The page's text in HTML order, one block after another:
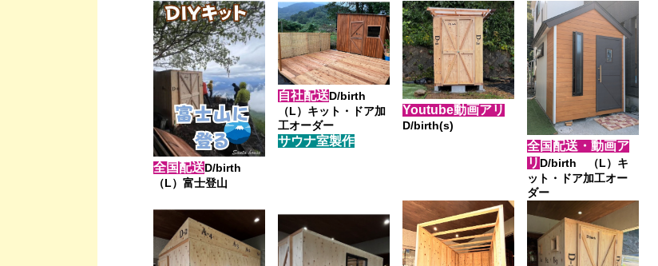
全国配送D/birth
（L）富士登山
自社配送D/birth
（L）キット・ドア加
工オーダー
サウナ室製作
Youtube動画アリ
D/birth(s)
全国配送・動画ア
リ D/birth （L）キ
ット・ドア加工オー
ダー